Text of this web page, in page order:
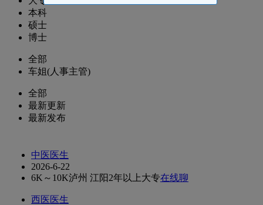
本科
硕士
博士
全部
车姐(人事主管)
全部
最新更新
最新发布
中医医生
2026-6-22
6K～10K泸州 江阳 2年以上大专在线聊
西医医生